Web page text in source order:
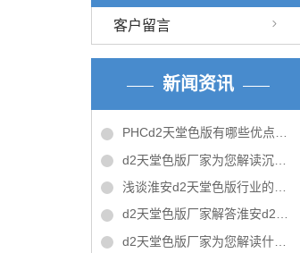
客户留言
新闻资讯
PHCd2天堂色版有哪些优点呢？
d2天堂色版厂家为您解读沉入桩和灌注桩
浅谈淮安d2天堂色版行业的优势和未来的发展
d2天堂色版厂家解答淮安d2天堂色版施工时应注意的问题！
d2天堂色版厂家为您解读什么是预应力d2天堂色版